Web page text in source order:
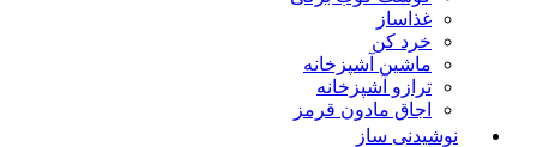
غذاساز
خرد کن
ماشین آشپزخانه
ترازو آشپزخانه
اجاق مادون قرمز
نوشیدنی ساز